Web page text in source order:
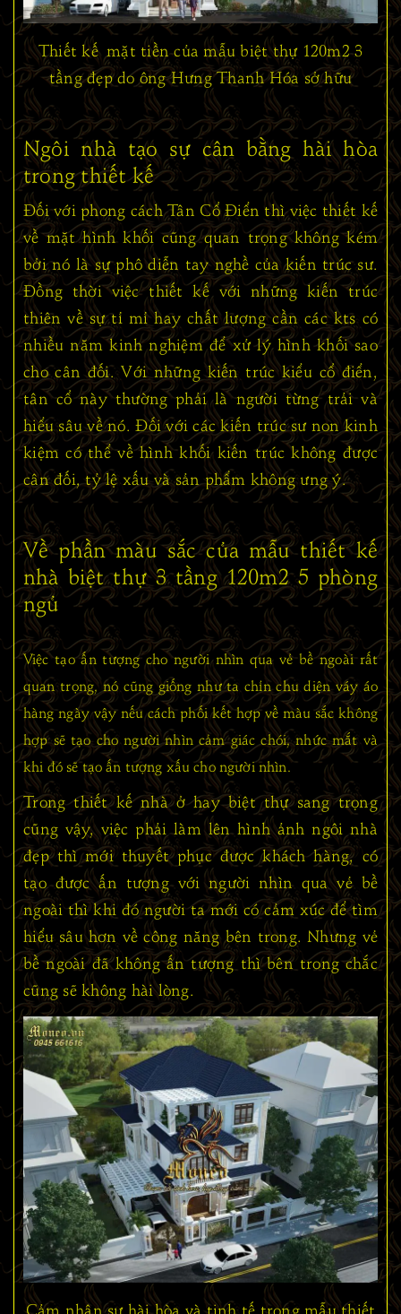
Thiết kế mặt tiền của mẫu biệt thự 120m2 3
tầng đẹp do ông Hưng Thanh Hóa sở hữu
Ngôi nhà tạo sự cân bằng hài hòa
trong thiết kế
Đối với phong cách Tân Cổ Điển thì việc thiết kế
về mặt hình khối cũng quan trọng không kém
bởi nó là sự phô diễn tay nghề của kiến trúc sư.
Đồng thời việc thiết kế với những kiến trúc
thiên về sự tỉ mỉ hay chất lượng cần các kts có
nhiều năm kinh nghiệm để xử lý hình khối sao
cho cân đối. Với những kiến trúc kiểu cổ điển,
tân cổ này thường phải là người từng trải và
hiểu sâu về nó. Đối với các kiến trúc sư non kinh
kiệm có thể về hình khối kiến trúc không được
cân đối, tỷ lệ xấu và sản phẩm không ưng ý.
Về phần màu sắc của mẫu thiết kế
nhà biệt thự 3 tầng 120m2 5 phòng
ngủ
Việc tạo ấn tượng cho người nhìn qua vẻ bề ngoài rất
quan trọng, nó cũng giống như ta chỉn chu diện váy áo
hàng ngày vậy nếu cách phối kết hợp về màu sắc không
hợp sẽ tạo cho người nhìn cảm giác chói, nhức mắt và
khi đó sẽ tạo ấn tượng xấu cho người nhìn.
Trong thiết kế nhà ở hay biệt thự sang trọng
cũng vậy, việc phải làm lên hình ảnh ngôi nhà
đẹp thì mới thuyết phục được khách hàng, có
tạo được ấn tượng với người nhìn qua vẻ bề
ngoài thì khi đó người ta mới có cảm xúc để tìm
hiểu sâu hơn về công năng bên trong. Nhưng vẻ
bề ngoài đã không ấn tượng thì bên trong chắc
cũng sẽ không hài lòng.
Cảm nhận sự hài hòa và tinh tế trong mẫu thiết